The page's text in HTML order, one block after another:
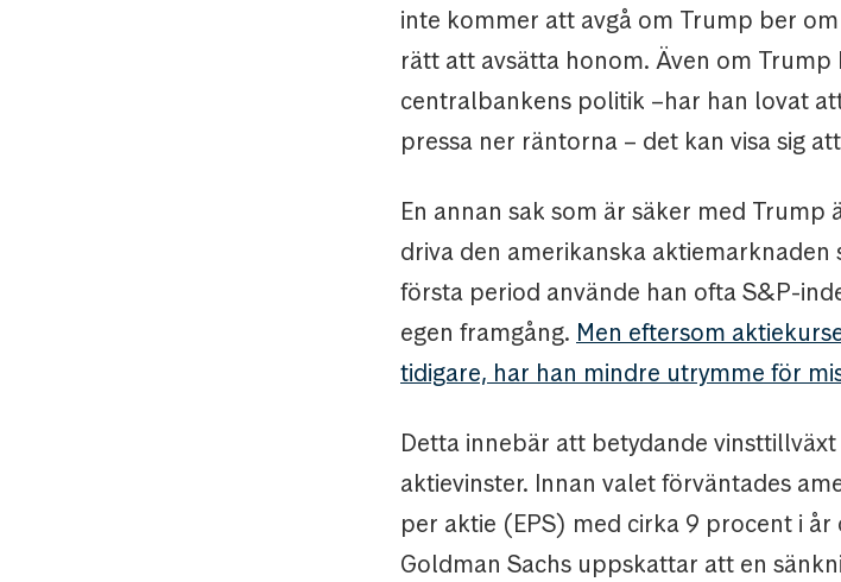
inte kommer att avgå om Trump ber
rätt att avsätta honom. Även om
centralbankens politik –har han lovat
pressa ner räntorna – det kan visa sig
En annan sak som är säker med
driva den amerikanska aktiemarknaden
första period använde han ofta S&P-
egen framgång. Men eftersom
tidigare, har han mindre utrymme för
Detta innebär att betydande
aktievinster. Innan valet förväntades
per aktie (EPS) med cirka 9 procent i
Goldman Sachs uppskattar att en